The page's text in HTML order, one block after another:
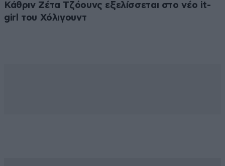
Κάθριν Ζέτα Τζόουνς εξελίσσεται στο νέο it-
girl του Χόλιγουντ